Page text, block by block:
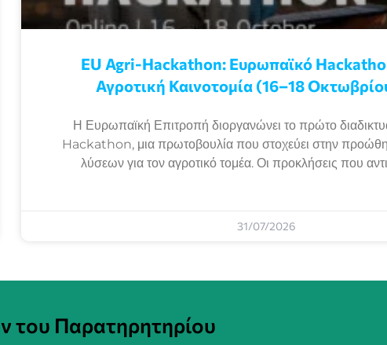
EU Agri-Hackathon: Eυρωπαϊκό
Αγροτική Καινοτομία (16–18
Η Ευρωπαϊκή Επιτροπή διοργανώνει το πρώτο
Hackathon, μια πρωτοβουλία που στοχεύει στην
λύσεων για τον αγροτικό τομέα. Οι προκλήσεις που
31/07/2026
του Παρατηρητηρίου